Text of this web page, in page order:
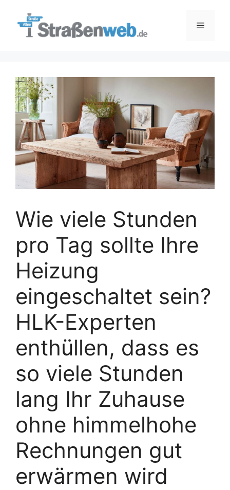
Menü
Wie viele Stunden
pro Tag sollte Ihre
Heizung
eingeschaltet sein?
HLK-Experten
enthüllen, dass es
so viele Stunden
lang Ihr Zuhause
ohne himmelhohe
Rechnungen gut
erwärmen wird